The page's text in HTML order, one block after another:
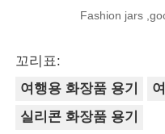
Fashion jars
꼬리표:
여행용 화장품 용기
실리콘 화장품 용기